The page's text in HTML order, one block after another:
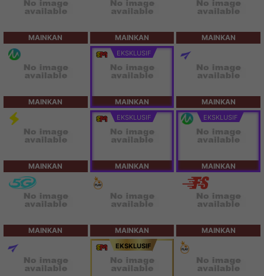
MAINKAN MAINKAN MAINKAN
MAINKAN
EKSKLUSIF
MAINKAN MAINKAN
MAINKAN
EKSKLUSIF
MAINKAN
EKSKLUSIF
MAINKAN
MAINKAN MAINKAN MAINKAN
EKSKLUSIF